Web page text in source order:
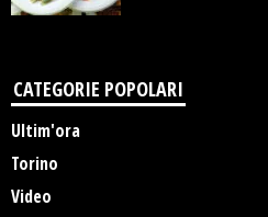
CATEGORIE POPOLARI
Ultim'ora
Torino
Video